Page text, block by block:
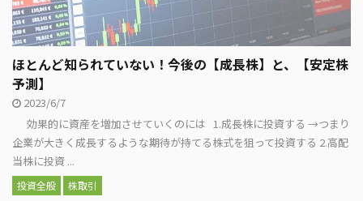
ほとんど知られていない！今後の【成長株】と、【安定株
予測】
2023/6/7
効果的に資産を増加させていくのには 1.成長株に投資する →つまり
企業が大きく成長するような期待が持てる株式を狙って投資する 2.高配
当株に投資 ...
投資全般 株取引